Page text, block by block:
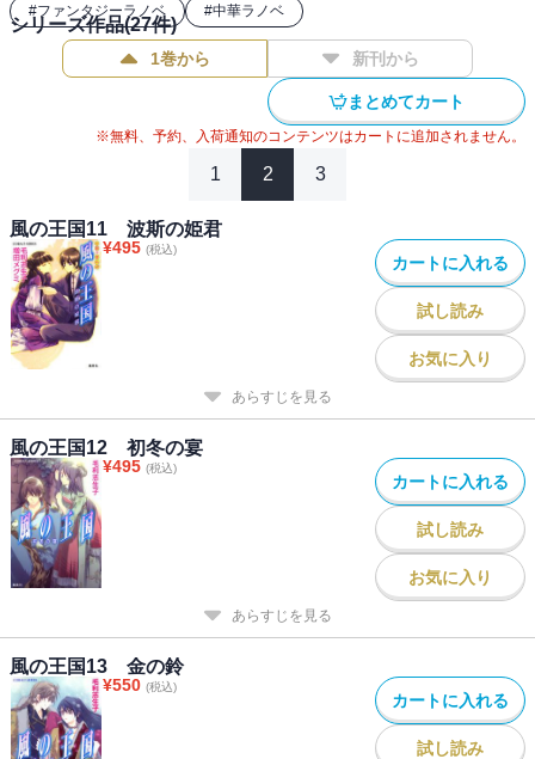
#ファンタジーラノベ #中華ラノベ
シリーズ作品(27件)
1巻から 新刊から
まとめてカート
※無料、予約、入荷通知のコンテンツはカートに追加されません。
1 2 3
風の王国11 波斯の姫君
¥495 (税込)
カートに入れる
試し読み
お気に入り
あらすじを見る
風の王国12 初冬の宴
¥495 (税込)
カートに入れる
試し読み
お気に入り
あらすじを見る
風の王国13 金の鈴
¥550 (税込)
カートに入れる
試し読み